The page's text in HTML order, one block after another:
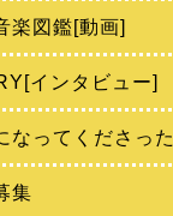
楽図鑑[動画]
インタビュー]
なってくださっ
集